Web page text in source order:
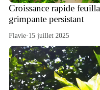
Croissance rapide
grimpante persistant
Flavie· 15 juillet 2025